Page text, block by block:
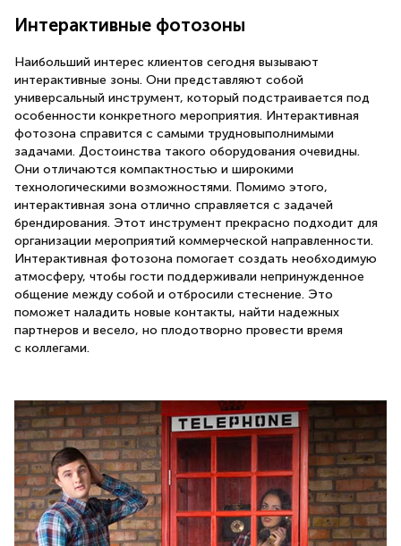
Интерактивные фотозоны
Наибольший интерес клиентов сегодня вызывают
интерактивные зоны. Они представляют собой
универсальный инструмент, который подстраивается под
особенности конкретного мероприятия. Интерактивная
фотозона справится с самыми трудновыполнимыми
задачами. Достоинства такого оборудования очевидны.
Они отличаются компактностью и широкими
технологическими возможностями. Помимо этого,
интерактивная зона отлично справляется с задачей
брендирования. Этот инструмент прекрасно подходит для
организации мероприятий коммерческой направленности.
Интерактивная фотозона помогает создать необходимую
атмосферу, чтобы гости поддерживали непринужденное
общение между собой и отбросили стеснение. Это
поможет наладить новые контакты, найти надежных
партнеров и весело, но плодотворно провести время
с коллегами.